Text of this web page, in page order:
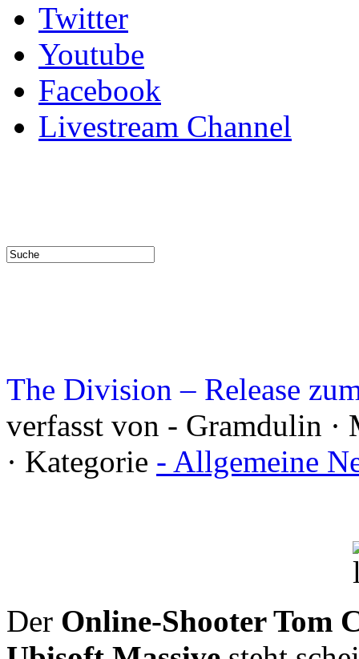
Twitter
Youtube
Facebook
Livestream Channel
The Division – Release
verfasst von - Gramdulin
· Kategorie - Allgemeine
Der Online-Shooter Tom